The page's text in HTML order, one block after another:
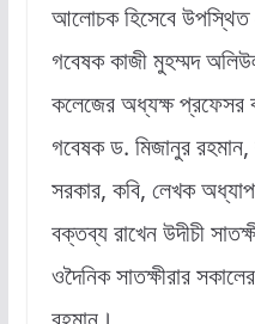
আলোচক হিসেবে উপস্থিত
গবেষক কাজী মুহম্মদ
কলেজের অধ্যক্ষ প্রফেসর
গবেষক ড. মিজানুর
সরকার, কবি, লেখক
বক্তব্য রাখেন উদীচী
ওদৈনিক সাতক্ষীরার